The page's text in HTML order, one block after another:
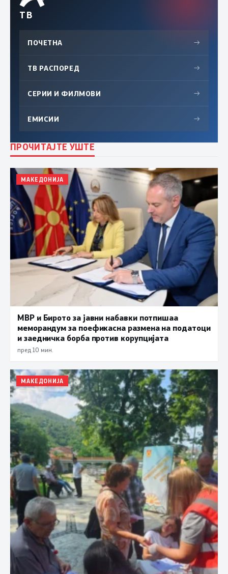
ТВ
ПОЧЕТНА →
ТВ РАСПОРЕД →
СЕРИИ И ФИЛМОВИ →
ЕМИСИИ →
ПРОЧИТАЈТЕ УШТЕ
МАКЕДОНИЈА
МВР и Бирото за јавни набавки потпишаа
меморандум за поефикасна размена на податоци
и заедничка борба против корупцијата
пред 10 мин.
МАКЕДОНИЈА